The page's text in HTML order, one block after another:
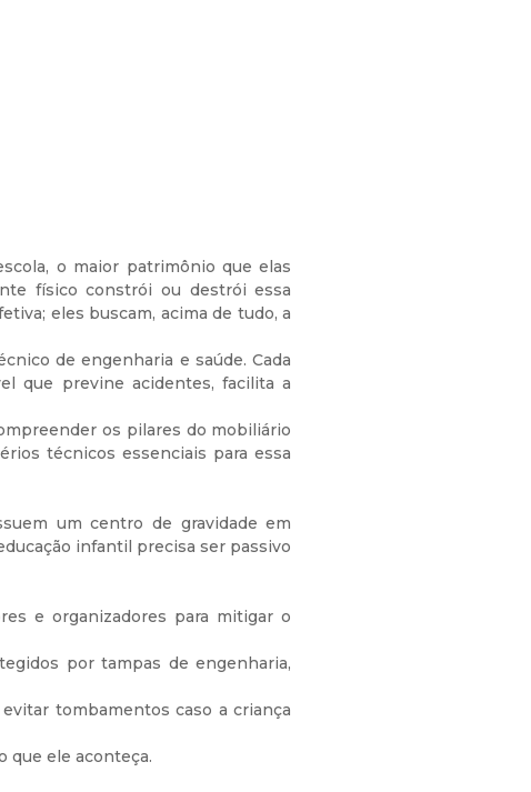
o maior patrimônio que elas
físico constrói ou destrói essa
eles buscam, acima de tudo, a
de engenharia e saúde. Cada
que previne acidentes, facilita a
os pilares do mobiliário
técnicos essenciais para essa
um centro de gravidade em
infantil precisa ser passivo
e organizadores para mitigar o
por tampas de engenharia,
tombamentos caso a criança
que ele aconteça.